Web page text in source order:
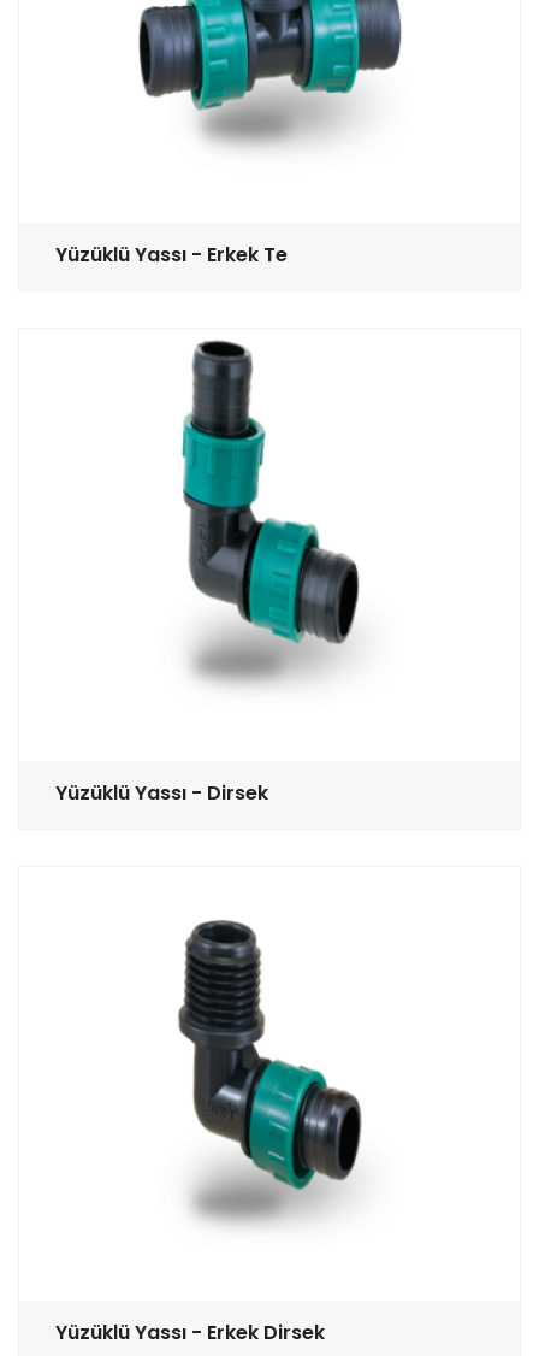
Yüzüklü Yassı - Erkek Te
Yüzüklü Yassı - Dirsek
Yüzüklü Yassı - Erkek Dirsek